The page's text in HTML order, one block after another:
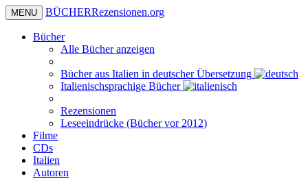
MENU BÜCHERRezensionen.org
Bücher
Alle Bücher anzeigen
Bücher aus Italien in deutscher Übersetzung
Italienischsprachige Bücher
Rezensionen
Leseeindrücke (Bücher vor 2012)
Filme
CDs
Italien
Autoren